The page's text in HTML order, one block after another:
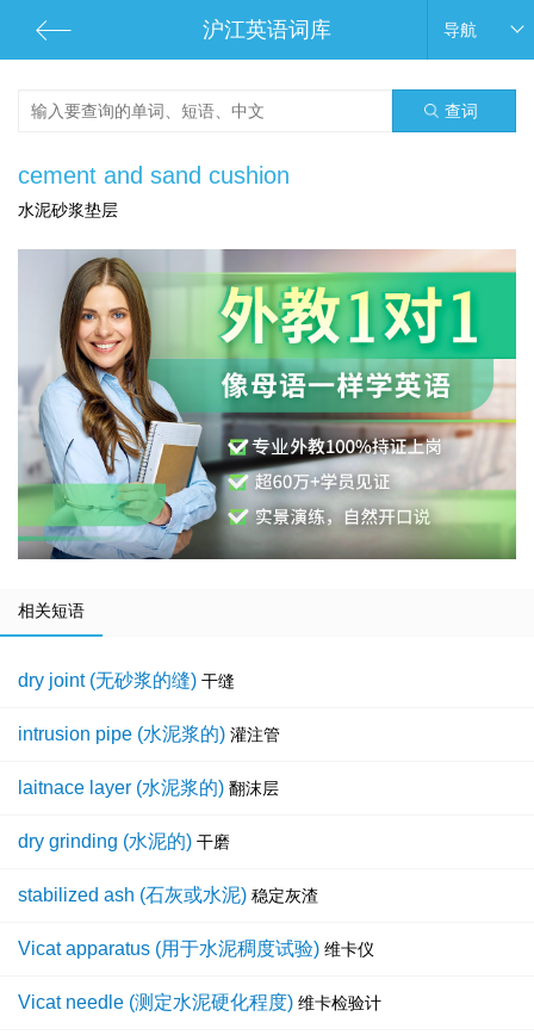
沪江英语词库 导航
查词
cement and sand cushion
水泥砂浆垫层
相关短语
dry joint (无砂浆的缝) 干缝
intrusion pipe (水泥浆的) 灌注管
laitnace layer (水泥浆的) 翻沫层
dry grinding (水泥的) 干磨
stabilized ash (石灰或水泥) 稳定灰渣
Vicat apparatus (用于水泥稠度试验) 维卡仪
Vicat needle (测定水泥硬化程度) 维卡检验计